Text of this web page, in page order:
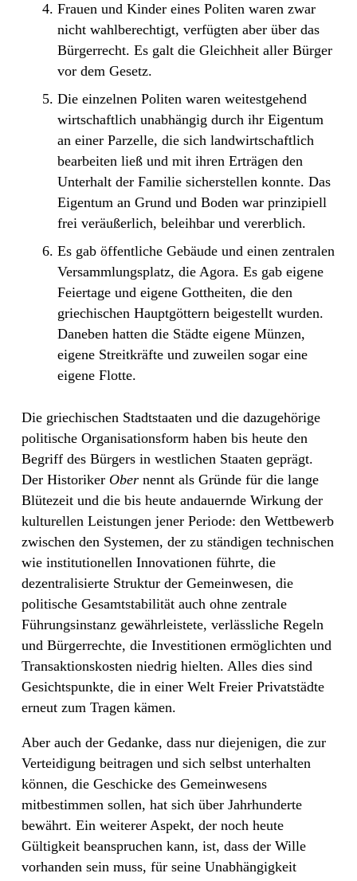
Frauen und Kinder eines Politen waren zwar
nicht wahlberechtigt, verfügten aber über das
Bürgerrecht. Es galt die Gleichheit aller Bürger
vor dem Gesetz.
Die einzelnen Politen waren weitestgehend
wirtschaftlich unabhängig durch ihr Eigentum
an einer Parzelle, die sich landwirtschaftlich
bearbeiten ließ und mit ihren Erträgen den
Unterhalt der Familie sicherstellen konnte. Das
Eigentum an Grund und Boden war prinzipiell
frei veräußerlich, beleihbar und vererblich.
Es gab öffentliche Gebäude und einen zentralen
Versammlungsplatz, die Agora. Es gab eigene
Feiertage und eigene Gottheiten, die den
griechischen Hauptgöttern beigestellt wurden.
Daneben hatten die Städte eigene Münzen,
eigene Streitkräfte und zuweilen sogar eine
eigene Flotte.
Die griechischen Stadtstaaten und die dazugehörige
politische Organisationsform haben bis heute den
Begriff des Bürgers in westlichen Staaten geprägt.
Der Historiker Ober nennt als Gründe für die lange
Blütezeit und die bis heute andauernde Wirkung der
kulturellen Leistungen jener Periode: den Wettbewerb
zwischen den Systemen, der zu ständigen technischen
wie institutionellen Innovationen führte, die
dezentralisierte Struktur der Gemeinwesen, die
politische Gesamtstabilität auch ohne zentrale
Führungsinstanz gewährleistete, verlässliche Regeln
und Bürgerrechte, die Investitionen ermöglichten und
Transaktionskosten niedrig hielten. Alles dies sind
Gesichtspunkte, die in einer Welt Freier Privatstädte
erneut zum Tragen kämen.
Aber auch der Gedanke, dass nur diejenigen, die zur
Verteidigung beitragen und sich selbst unterhalten
können, die Geschicke des Gemeinwesens
mitbestimmen sollen, hat sich über Jahrhunderte
bewährt. Ein weiterer Aspekt, der noch heute
Gültigkeit beanspruchen kann, ist, dass der Wille
vorhanden sein muss, für seine Unabhängigkeit